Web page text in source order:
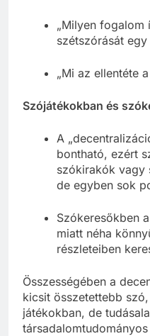
„Milyen fogalom
szétszórását
„Mi az ellentéte
Szójátékokban és
A
bontható, ezért
szókirakók vagy
de egyben sok
Szókeresőkben
miatt néha
részleteiben
Összességében a
kicsit összetettebb
játékokban, de